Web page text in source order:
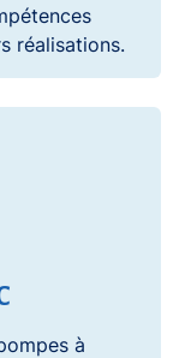
réalisations.
à